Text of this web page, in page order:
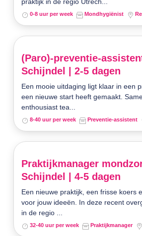
0-8 uur per week Mondhygiënist
(Paro)-preventie-
Schijndel | 2-5 dagen
Een mooie uitdaging ligt klaar in een
een nieuwe start heeft gemaakt.
enthousiast tea...
8-40 uur per week Preventie-assistent
Praktijkmanager
Schijndel | 4-5 dagen
Een nieuwe praktijk, een frisse koers
voor jouw ideeën. In deze recent
in de regio ...
32-40 uur per week Praktijkmanager